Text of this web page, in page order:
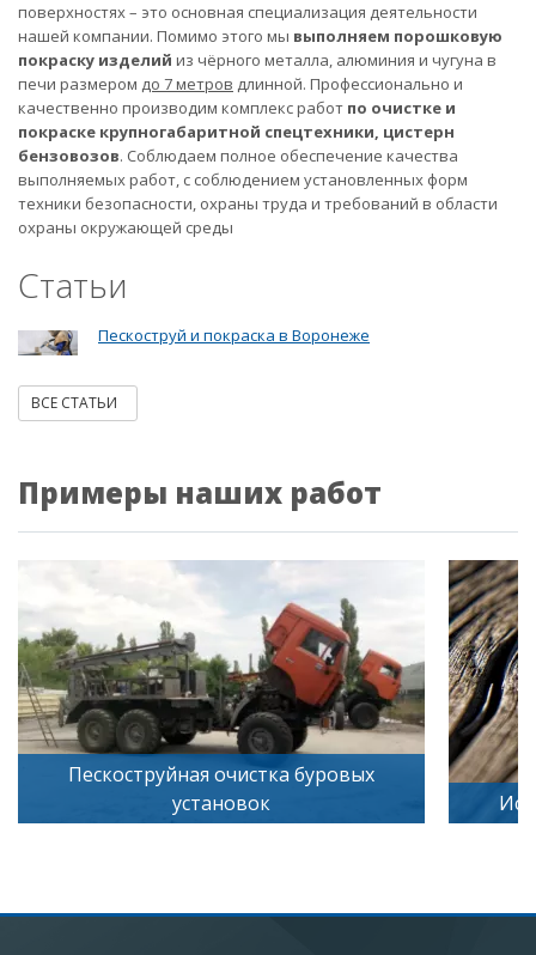
поверхностях – это основная специализация деятельности
нашей компании. Помимо этого мы выполняем порошковую
покраску изделий из чёрного металла, алюминия и чугуна в
печи размером до 7 метров длинной. Профессионально и
качественно производим комплекс работ по очистке и
покраске крупногабаритной спецтехники, цистерн
бензовозов. Соблюдаем полное обеспечение качества
выполняемых работ, с соблюдением установленных форм
техники безопасности, охраны труда и требований в области
охраны окружающей среды
Статьи
Пескоструй и покраска в Воронеже
ВСЕ СТАТЬИ
Примеры наших работ
буровых
Искусственное старение